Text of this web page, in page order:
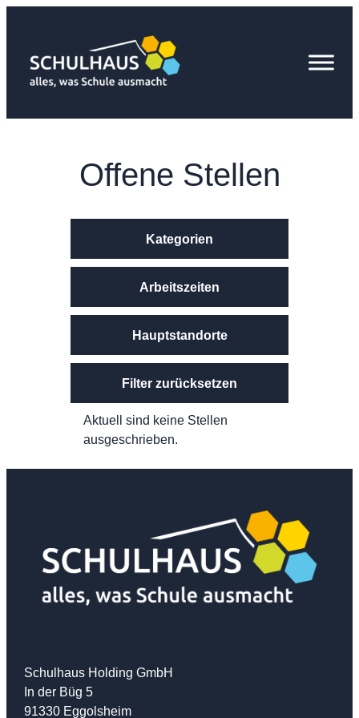
springen
Offene Stellen
Kategorien
Arbeitszeiten
Hauptstandorte
Filter zurücksetzen
Aktuell sind keine Stellen
ausgeschrieben.
Schulhaus Holding GmbH
In der Büg 5
91330 Eggolsheim